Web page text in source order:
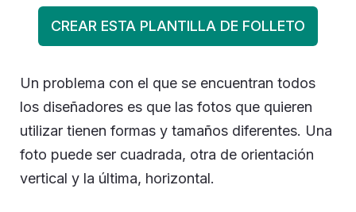
CREAR ESTA PLANTILLA DE FOLLETO
Un problema con el que se encuentran todos
los diseñadores es que las fotos que quieren
utilizar tienen formas y tamaños diferentes. Una
foto puede ser cuadrada, otra de orientación
vertical y la última, horizontal.